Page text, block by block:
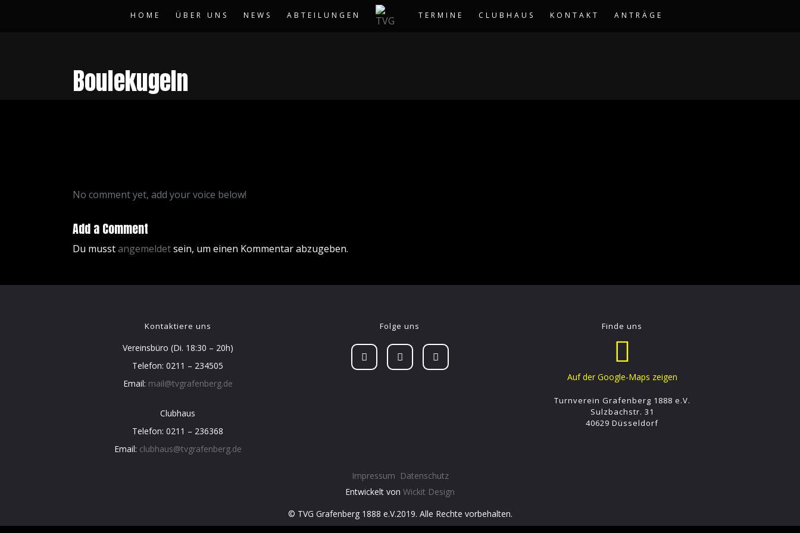
HOME ÜBER UNS NEWS ABTEILUNGEN TERMINE CLUBHAUS KONTAKT ANTRÄGE
Boulekugeln
No comment yet, add your voice below!
Add a Comment
Du musstangemeldetsein, um einen Kommentar abzugeben.
Kontaktiere uns
Vereinsbüro (Di. 18:30 – 20h)
Telefon: 0211 – 234505
Email: mail@tvgrafenberg.de
Clubhaus
Telefon: 0211 – 236368
Email: clubhaus@tvgrafenberg.de
Folge uns Finde uns
Auf der Google-Maps zeigen
Turnverein Grafenberg 1888 e.V.
Sulzbachstr. 31
40629 Düsseldorf
Impressum Datenschutz
Entwickelt von Wickit Design
© TVG Grafenberg 1888 e.V.2019. Alle Rechte vorbehalten.